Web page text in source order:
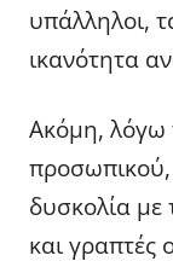
υπάλληλοι,
ικανότητα
Ακόμη, λόγω
δυσκολία με
και γραπτές